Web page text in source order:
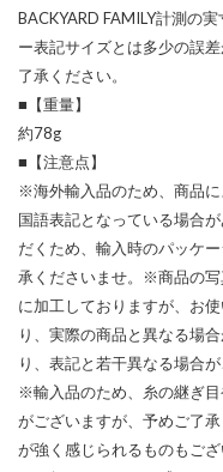
BACKYARD FAMILY計測の
ー表記サイズとは多少の誤
了承ください。
■【重量】
約78g
■【注意点】
※海外輸入品のため、商品
国語表記となっている場合
だくため、輸入時のパッケ
承くださいませ。※商品の写
に加工しておりますが、お
り、実際の商品と異なる場
り、表記と若干異なる場合
※輸入品のため、糸の継ぎ
がございますが、予めご了
が強く感じられるものもご